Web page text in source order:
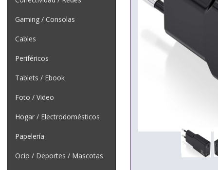
Gaming / Consolas
Cables
Periféricos
Tablets / Ebook
Foto / Video
Hogar / Electrodomésticos
Papelería
Ocio / Deportes / Mascotas